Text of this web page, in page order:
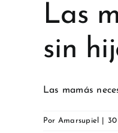
Las
sin
Las mamás
Por Amarsupiel